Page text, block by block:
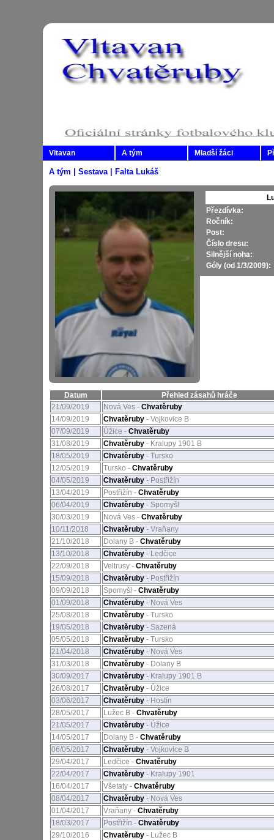
Vltavan A tým Mladší žáci
A tým | Sestava | Falta Lukáš
Přezdívka:
Ročník:
Post:
Číslo dresu:
Silnější noha:
Góly (od 1/3/2009):
Datum
Přehled zásahů hráče
21/09/2019
Nová Ves - Chvatěruby
14/09/2019
Chvatěruby - Vojkovice B
07/09/2019
Úžice - Chvatěruby
31/08/2019
Chvatěruby - Kralupy 1901 B
18/05/2019
Chvatěruby - Tursko
12/05/2019
Tursko - Chvatěruby
04/05/2019
Chvatěruby - Postřižín
13/04/2019
Postřižín - Chvatěruby
06/04/2019
Chvatěruby - Spomyšl
30/03/2019
Nová Ves - Chvatěruby
10/11/2018
Chvatěruby - Vraňany
21/10/2018
Dolany B - Chvatěruby
13/10/2018
Chvatěruby - Ledčice
22/09/2018
Veltrusy - Chvatěruby
15/09/2018
Chvatěruby - Postřižín
09/09/2018
Spomyšl - Chvatěruby
01/09/2018
Chvatěruby - Nová Ves
25/08/2018
Chvatěruby - Tursko
19/05/2018
Chvatěruby - Sazená
05/05/2018
Chvatěruby - Tursko
21/04/2018
Chvatěruby - Nová Ves
31/03/2018
Chvatěruby - Dolany B
30/09/2017
Chvatěruby - Kralupy 1901 B
26/08/2017
Chvatěruby - Úžice
03/06/2017
Chvatěruby - Hostín
28/05/2017
Lužec B - Chvatěruby
21/05/2017
Chvatěruby - Úžice
14/05/2017
Dolany B - Chvatěruby
06/05/2017
Chvatěruby - Vojkovice B
29/04/2017
Ledčice - Chvatěruby
22/04/2017
Chvatěruby - Kralupy 1901
16/04/2017
Všetaty - Chvatěruby
08/04/2017
Chvatěruby - Nová Ves
01/04/2017
Vraňany - Chvatěruby
18/03/2017
Postřižín - Chvatěruby
29/10/2016
Chvatěruby - Lužec B